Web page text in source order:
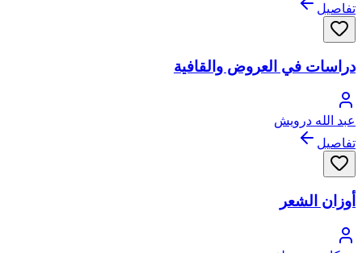
تفاصيل
دراسات في العروض والقافية
عبد الله درويش
تفاصيل
أوزان الشعر